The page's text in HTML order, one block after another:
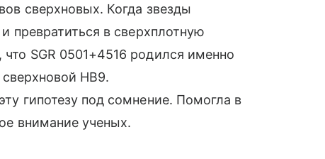
сверхновых. Когда звезды
превратиться в сверхплотную
SGR 0501+4516 родился именно
HB9.
гипотезу под сомнение. Помогла в
внимание ученых.